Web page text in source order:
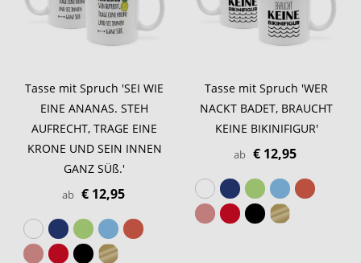
Tasse mit Spruch 'SEI WIE
EINE ANANAS. STEH
AUFRECHT, TRAGE EINE
KRONE UND SEIN INNEN
GANZ SÜß.'
ab € 12,95
Tasse mit Spruch 'WER
NACKT BADET, BRAUCHT
KEINE BIKINIFIGUR'
ab € 12,95